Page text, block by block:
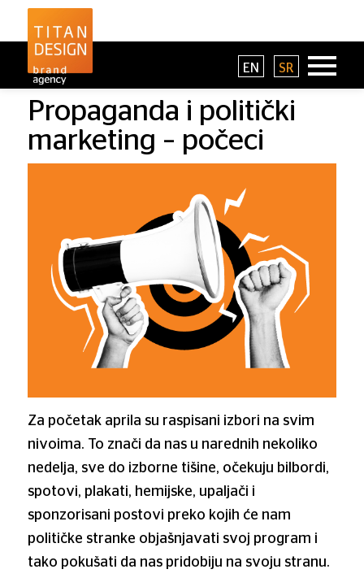
EN SR
Propaganda i politički
marketing – počeci
Za početak aprila su raspisani izbori na svim
nivoima. To znači da nas u narednih nekoliko
nedelja, sve do izborne tišine, očekuju bilbordi,
spotovi, plakati, hemijske, upaljači i
sponzorisani postovi preko kojih će nam
političke stranke objašnjavati svoj program i
tako pokušati da nas pridobiju na svoju stranu.